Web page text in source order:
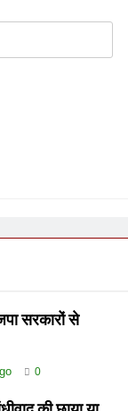
सरकारों से
0